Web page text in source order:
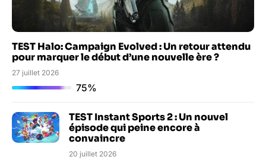
TEST Halo: Campaign Evolved : Un retour attendu
pour marquer le début d’une nouvelle ère ?
27 juillet 2026
75%
TEST Instant Sports 2 : Un nouvel
épisode qui peine encore à
convaincre
20 juillet 2026